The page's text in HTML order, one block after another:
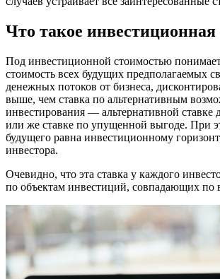
Что такое инвестиционная
Под инвестиционной стоимостью
стоимость всех будущих предполагаемых
денежных потоков от бизнеса,
выше, чем ставка по альтернативным
инвестирования — альтернативной ставке
или же ставке по упущенной выгоде. При
будущего равна инвестиционному
инвестора.
Очевидно, что эта ставка у каждого
по объектам инвестиций, совпадающих по